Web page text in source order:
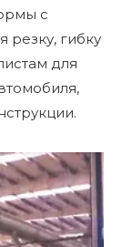
с
гибку
для